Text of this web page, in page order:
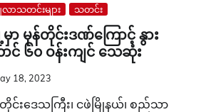
ာသတင်းများ သတင်း
ာ မုန်တိုင်းဒဏ်ကြောင့် နွား
င် ၆၀ ဝန်းကျင် သေဆုံး
18, 2023
င်းဒေသကြီး၊ ငဖဲမြိုနယ်၊ စည်သာ